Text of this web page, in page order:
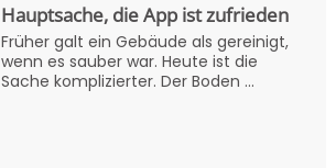
Hauptsache, die App ist zufrieden
Früher galt ein Gebäude als gereinigt,
wenn es sauber war. Heute ist die
Sache komplizierter. Der Boden ...